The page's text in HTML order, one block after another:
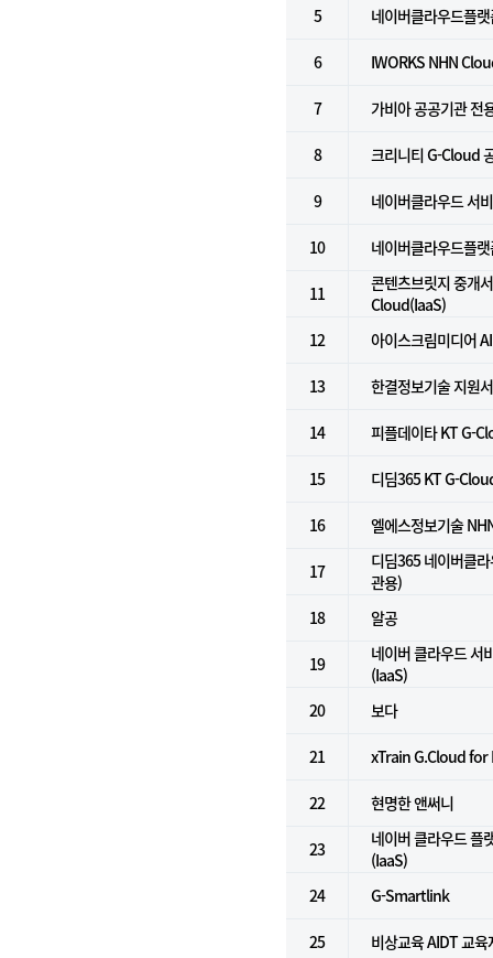
5 네이버클라우드플
6 IWORKS NHN
7 가비아 공공기관 전
8 크리니티 G-Cloud
9 네이버클라우드 서
10 네이버클라우드플
11
콘텐츠브릿지 중개
Cloud(IaaS)
12
아이스크림미디어
13 한결정보기술 지원
14 피플데이타 KT G-
15 디딤365 KT G-
16 엘에스정보기술
17
디딤365 네이버클
관용)
18
알공
19
네이버 클라우드 서
(IaaS)
20
보다
21 xTrain G.Cloud for
22 현명한 앤써니
23
네이버 클라우드 플
(IaaS)
24
G-Smartlink
25 비상교육 AIDT 교육